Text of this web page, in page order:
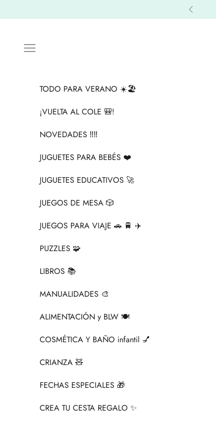
Anterior
Menú
TODO PARA VERANO ☀️🏖️
¡VUELTA AL COLE 🎒!
NOVEDADES ‼️​‼️​
JUGUETES PARA BEBÉS ❤️​
JUGUETES EDUCATIVOS 🚀
JUEGOS DE MESA 🎲
JUEGOS PARA VIAJE 🚗 🚆 ✈️
PUZZLES 🧩
LIBROS 📚​
MANUALIDADES 🎨​
ALIMENTACIÓN y BLW 🍽️
COSMÉTICA Y BAÑO infantil 💅
CRIANZA ​🧸​
FECHAS ESPECIALES 🎁
CREA TU CESTA REGALO ✨